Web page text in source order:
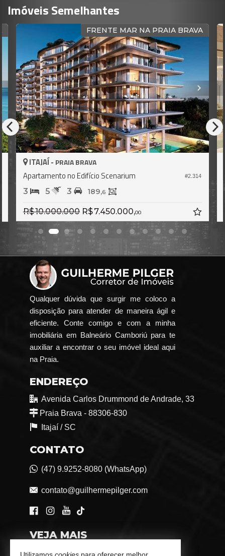
Imóveis Semelhantes
FRENTE MAR NA PRAIA BRAVA
#2.314
ITAJAÍ - PRAIA BRAVA
Apartamento no Edifício Scenarium
3 5 3 189,6
R$ 10.000.000 R$ 7.450.000,00
Qualquer dúvida que surgir me coloco a
disposição para atender de maneira ágil e
eficiente. Conte comigo e com a minha
imobiliária em Balneário Camboriú para te
auxiliar a encontrar o seu imóvel ideal aqui
na Praia.
ENDEREÇO
Avenida Carlos Drummond de Andrade, 33
Praia Brava - 88306-830
Itajaí / SC
CONTATO
(47) 9.9252-8080 (WhatsApp)
contato@guilhermepilger.com
VEJA MAIS